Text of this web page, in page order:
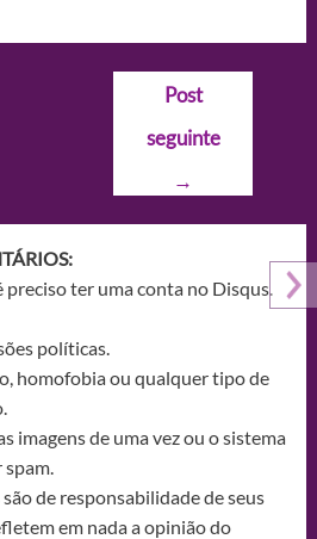
Post
seguinte
→
preciso ter uma conta no Disqus.
políticas.
homofobia ou qualquer tipo de
imagens de uma vez ou o sistema
de responsabilidade de seus
em nada a opinião do